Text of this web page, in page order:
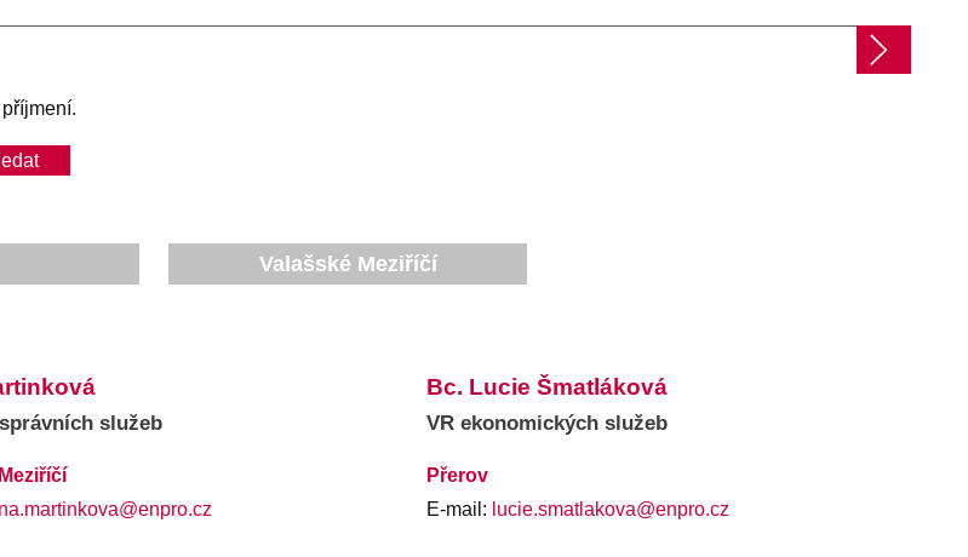
Valašské Meziříčí
služeb
Bc. Lucie Šmatláková
VR ekonomických služeb
Přerov
E-mail: lucie.smatlakova@enpro.cz